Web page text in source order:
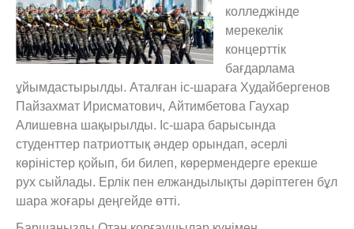
колледжінде
мерекелік
концерттік
бағдарлама
ұйымдастырылды. Аталған іс-шараға Худайбергенов
Пайзахмат Ирисматович, Айтимбетова Гаухар
Алишевна шақырылды. Іс-шара барысында
студенттер патриоттық әндер орындап, әсерлі
көріністер қойып, би билеп, көрермендерге ерекше
рух сыйлады. Ерлік пен елжандылықты дәріптеген бұл
шара жоғары деңгейде өтті.